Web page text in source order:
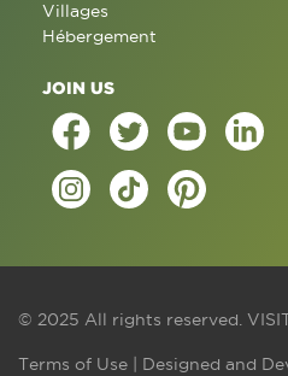
Villages
Hébergement
JOIN US
© 2025 All rights reserved.
Terms of Use | Designed and